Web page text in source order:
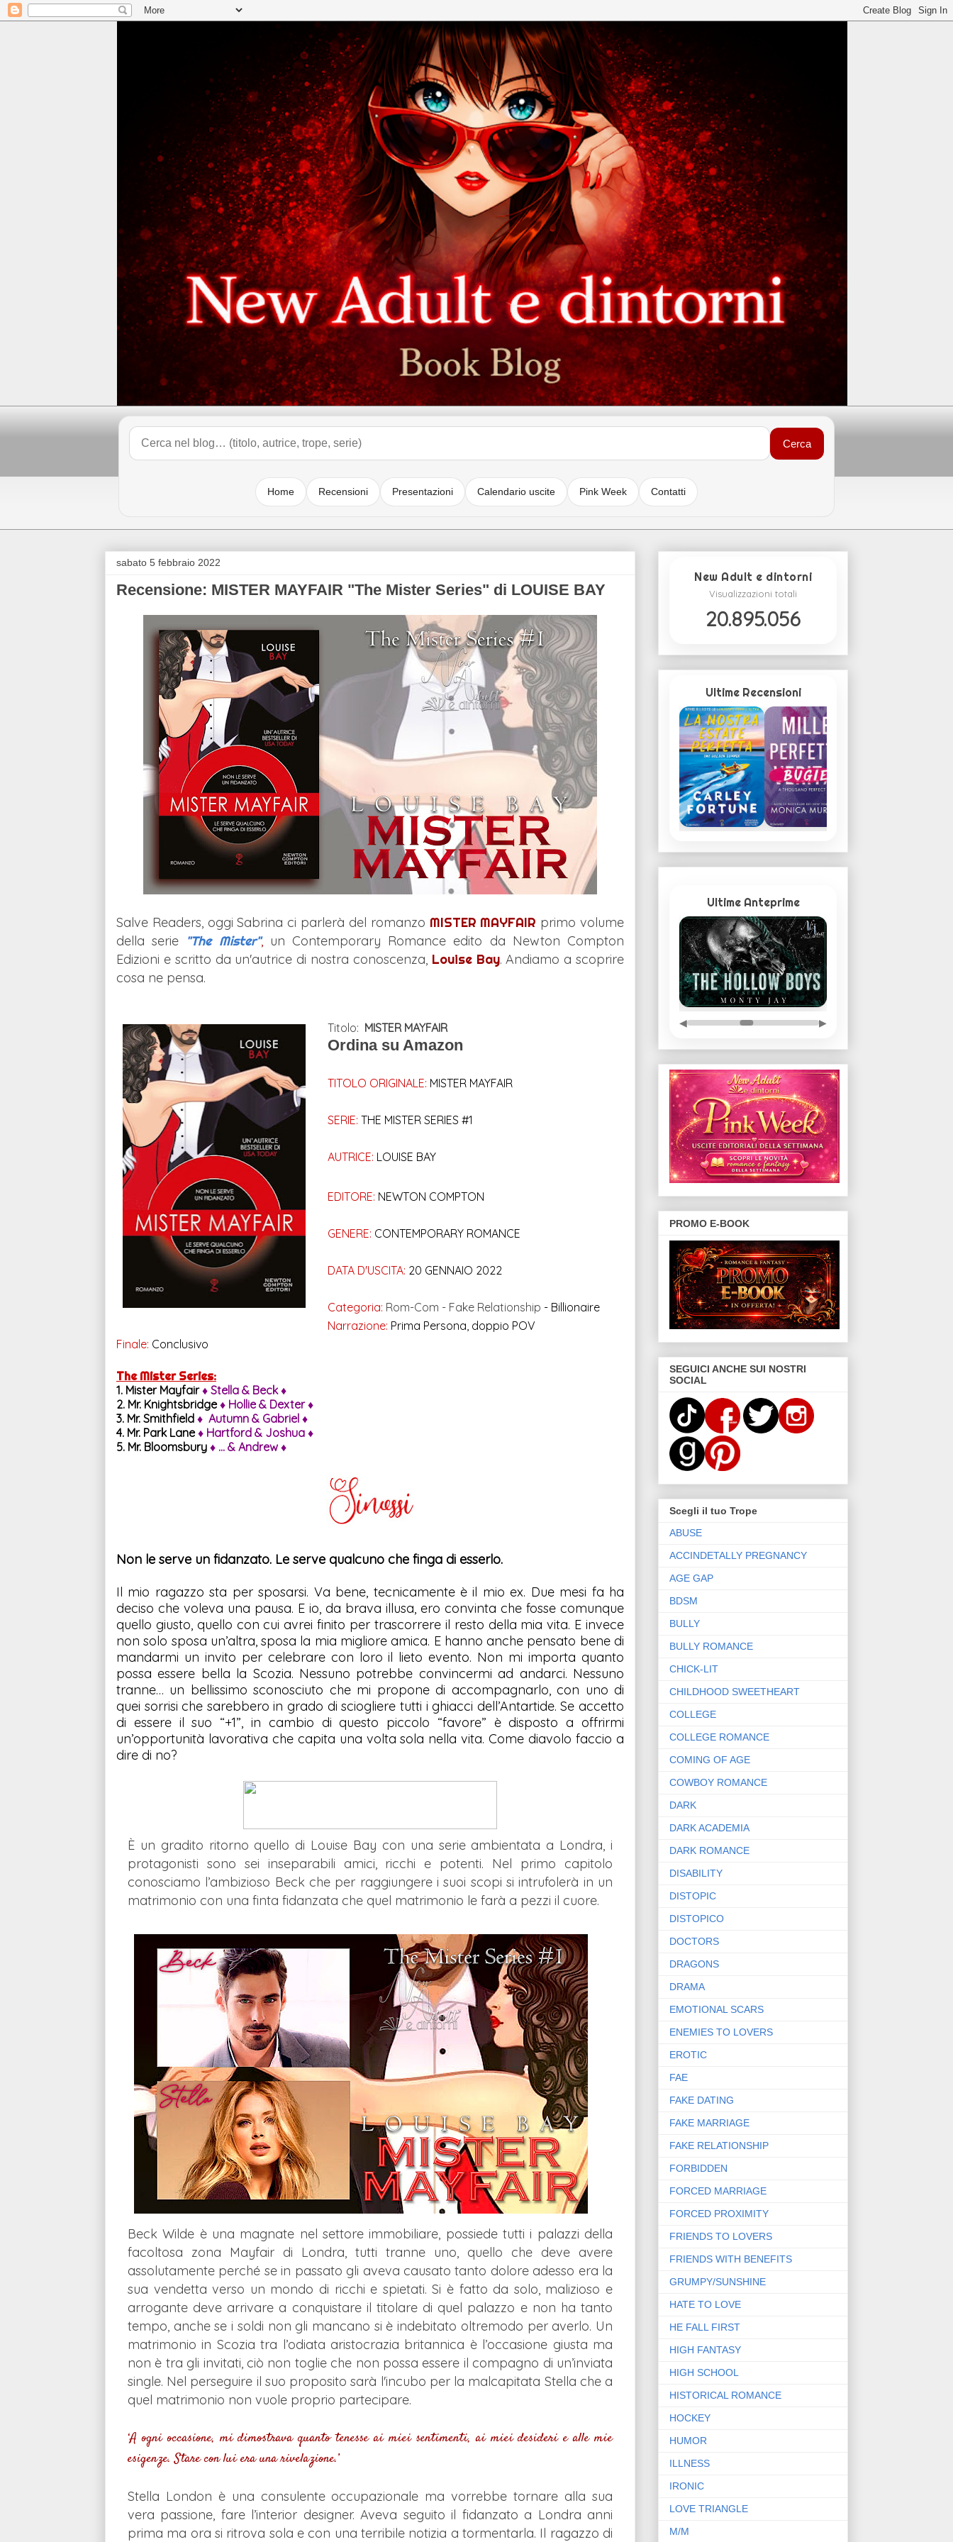
Cerca
Home Recensioni Presentazioni Calendario uscite Pink Week Contatti
sabato 5 febbraio 2022
Recensione: MISTER MAYFAIR "The Mister Series" di LOUISE BAY
Salve Readers, oggi Sabrina ci parlerà del romanzo MISTER MAYFAIR primo volume
della serie "The Mister",un Contemporary Romance edito da Newton Compton
Edizioni e scritto da un'autrice di nostra conoscenza, Louise Bay. Andiamo a scoprire
cosa ne pensa.
Titolo: MISTER MAYFAIR
Ordina su Amazon
TITOLO ORIGINALE: MISTER MAYFAIR
SERIE: THE MISTER SERIES #1
AUTRICE: LOUISE BAY
EDITORE: NEWTON COMPTON
GENERE: CONTEMPORARY ROMANCE
DATA D'USCITA: 20 GENNAIO 2022
Categoria: Rom-Com - Fake Relationship - Billionaire
Narrazione: Prima Persona, doppio POV
Finale: Conclusivo
The Mister Series:
1. Mister Mayfair♦ Stella & Beck ♦
2. Mr. Knightsbridge♦ Hollie & Dexter♦
3. Mr. Smithfield ♦ Autumn & Gabriel ♦
4. Mr. Park Lane♦ Hartford & Joshua ♦
5. Mr. Bloomsbury ♦ ... & Andrew ♦
Non le serve un fidanzato. Le serve qualcuno che finga di esserlo.
Il mio ragazzo sta per sposarsi. Va bene, tecnicamente è il mio ex. Due mesi fa ha
deciso che voleva una pausa. E io, da brava illusa, ero convinta che fosse comunque
quello giusto, quello con cui avrei finito per trascorrere il resto della mia vita. E invece
non solo sposa un’altra, sposa la mia migliore amica. E hanno anche pensato bene di
mandarmi un invito per celebrare con loro il lieto evento. Non mi importa quanto
possa essere bella la Scozia. Nessuno potrebbe convincermi ad andarci. Nessuno
tranne… un bellissimo sconosciuto che mi propone di accompagnarlo, con uno di
quei sorrisi che sarebbero in grado di sciogliere tutti i ghiacci dell’Antartide. Se accetto
di essere il suo “+1”, in cambio di questo piccolo “favore” è disposto a offrirmi
un’opportunità lavorativa che capita una volta sola nella vita. Come diavolo faccio a
dire di no?
È un gradito ritorno quello di Louise Bay con una serie ambientata a Londra, i
protagonisti sono sei inseparabili amici, ricchi e potenti. Nel primo capitolo
conosciamo l’ambizioso Beck che per raggiungere i suoi scopi si intrufolerà in un
matrimonio con una finta fidanzata che quel matrimonio le farà a pezzi il cuore.
Beck Wilde è una magnate nel settore immobiliare, possiede tutti i palazzi della
facoltosa zona Mayfair di Londra, tutti tranne uno, quello che deve avere
assolutamente perché se in passato gli aveva causato tanto dolore adesso era la
sua vendetta verso un mondo di ricchi e spietati. Si è fatto da solo, malizioso e
arrogante deve arrivare a conquistare il titolare di quel palazzo e non ha tanto
tempo, anche se i soldi non gli mancano si è indebitato oltremodo per averlo. Un
matrimonio in Scozia tra l’odiata aristocrazia britannica è l’occasione giusta ma
non è tra gli invitati, ciò non toglie che non possa essere il compagno di un’inviata
single. Nel perseguire il suo proposito sarà l'incubo per la malcapitata Stella che a
quel matrimonio non vuole proprio partecipare.
‘A ogni occasione, mi dimostrava quanto tenesse ai miei sentimenti, ai miei desideri e alle mie
esigenze. Stare con lui era una rivelazione.’
Stella London è una consulente occupazionale ma vorrebbe tornare alla sua
vera passione, fare l’interior designer. Aveva seguito il fidanzato a Londra anni
prima ma ora si ritrova sola e con una terribile notizia a tormentarla. Il ragazzo di
New Adult e dintorni
Visualizzazioni totali
20.895.056
Ultime Recensioni
Ultime Anteprime
◀ ▶
PROMO E-BOOK
SEGUICI ANCHE SUI NOSTRI
SOCIAL
Scegli il tuo Trope
ABUSE
ACCINDETALLY PREGNANCY
AGE GAP
BDSM
BULLY
BULLY ROMANCE
CHICK-LIT
CHILDHOOD SWEETHEART
COLLEGE
COLLEGE ROMANCE
COMING OF AGE
COWBOY ROMANCE
DARK
DARK ACADEMIA
DARK ROMANCE
DISABILITY
DISTOPIC
DISTOPICO
DOCTORS
DRAGONS
DRAMA
EMOTIONAL SCARS
ENEMIES TO LOVERS
EROTIC
FAE
FAKE DATING
FAKE MARRIAGE
FAKE RELATIONSHIP
FORBIDDEN
FORCED MARRIAGE
FORCED PROXIMITY
FRIENDS TO LOVERS
FRIENDS WITH BENEFITS
GRUMPY/SUNSHINE
HATE TO LOVE
HE FALL FIRST
HIGH FANTASY
HIGH SCHOOL
HISTORICAL ROMANCE
HOCKEY
HUMOR
ILLNESS
IRONIC
LOVE TRIANGLE
M/M